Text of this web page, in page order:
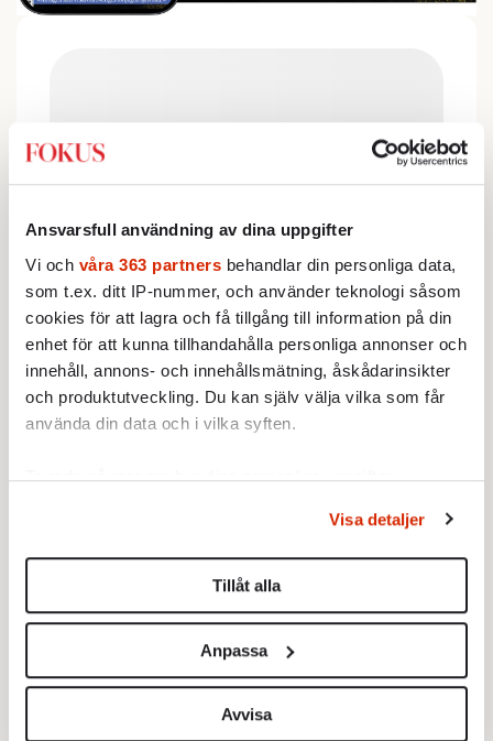
Ansvarsfull användning av dina uppgifter
Vi och våra 363 partners behandlar din personliga data,
som t.ex. ditt IP-nummer, och använder teknologi såsom
cookies för att lagra och få tillgång till information på din
enhet för att kunna tillhandahålla personliga annonser och
innehåll, annons- och innehållsmätning, åskådarinsikter
och produktutveckling. Du kan själv välja vilka som får
använda din data och i vilka syften.
Ta reda på mer om hur dina personliga uppgifter
Du kan ändra eller dra tillbaka ditt samtycke när som
helst från cookie-förklaringen.
Vi använder enhetsidentifierare för att anpassa innehållet
för sociala medier och analysera vår trafik. Vi
vidarebefordrar även sådana identifierare och annan
information från din enhet till de sociala medier och
Visa detaljer
Tillåt alla
Anpassa
Avvisa